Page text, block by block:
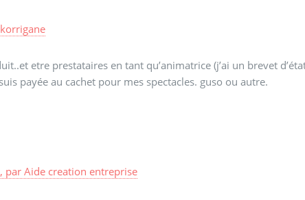
korrigane
etre prestataires en tant qu’animatrice (j’ai un brevet
payée au cachet pour mes spectacles. guso ou autre.
, par Aide creation entreprise